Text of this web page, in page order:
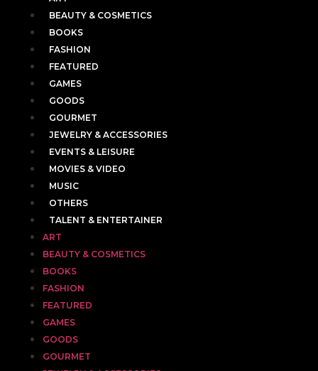
BEAUTY & COSMETICS
BOOKS
FASHION
FEATURED
GAMES
GOODS
GOURMET
JEWELRY & ACCESSORIES
EVENTS & LEISURE
MOVIES & VIDEO
MUSIC
OTHERS
TALENT & ENTERTAINER
ART
BEAUTY & COSMETICS
BOOKS
FASHION
FEATURED
GAMES
GOODS
GOURMET